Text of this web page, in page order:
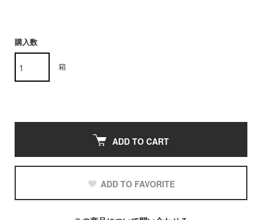
購入数
箱
ADD TO CART
ADD TO FAVORITE